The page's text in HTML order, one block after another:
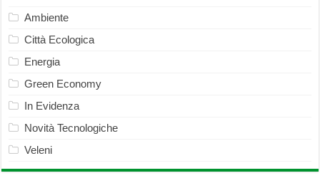
Ambiente
Città Ecologica
Energia
Green Economy
In Evidenza
Novità Tecnologiche
Veleni